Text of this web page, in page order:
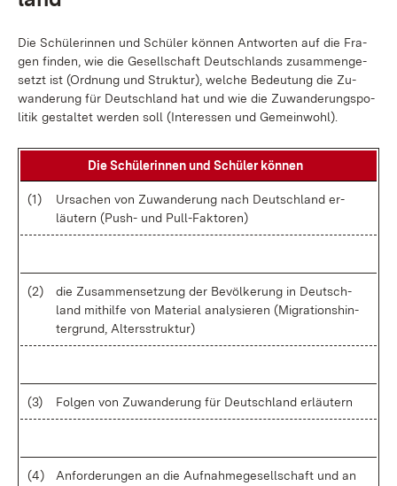
Die Schü­le­rin­nen und Schü­ler kön­nen Ant­wor­ten auf die Fra­
gen fin­den, wie die Ge­sell­schaft Deutsch­lands zu­sam­men­ge­
setzt ist (Ord­nung und Struk­tur), wel­che Be­deu­tung die Zu­
wan­de­rung für Deutsch­land hat und wie die Zu­wan­de­rungs­po­
li­tik ge­stal­tet wer­den soll (In­ter­es­sen und Ge­mein­wohl).
Die Schü­le­rin­nen und Schü­ler kön­nen
(1)
Ur­sa­chen von Zu­wan­de­rung nach Deutsch­land er­
läu­tern (Push- und Pul­l-Fak­to­ren)
(2)
die Zu­sam­men­set­zung der Be­völ­ke­rung in Deutsch­
land mit­hil­fe von Ma­te­ri­al ana­ly­sie­ren (Mi­gra­ti­ons­hin­
ter­grund, Al­ters­struk­tur)
(3) Fol­gen von Zu­wan­de­rung für Deutsch­land er­läu­tern
(4)
An­for­de­run­gen an die Auf­nah­me­ge­sell­schaft und an